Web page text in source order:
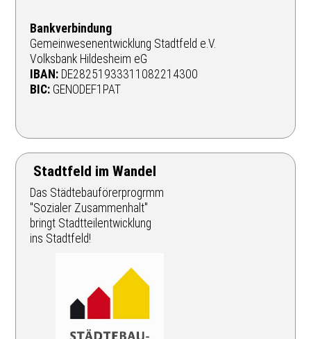
Bankverbindung
Gemeinwesenentwicklung Stadtfeld e.V.
Volksbank Hildesheim eG
IBAN: DE28251933311082214300
BIC: GENODEF1PAT
Stadtfeld im Wandel
Das Städtebauförerprogrmm
"Sozialer Zusammenhalt"
bringt Stadtteilentwicklung
ins Stadtfeld!